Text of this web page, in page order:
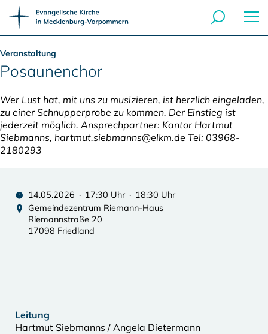
Veranstaltung
Posaunenchor
Wer Lust hat, mit uns zu musizieren, ist herzlich eingeladen,
zu einer Schnupperprobe zu kommen. Der Einstieg ist
jederzeit möglich. Ansprechpartner: Kantor Hartmut
Siebmanns, hartmut.siebmanns@elkm.de Tel: 03968-
2180293
14.05.2026 · 17:30 Uhr · 18:30 Uhr
Gemeindezentrum Riemann-Haus
Riemannstraße 20
17098 Friedland
Leitung
Hartmut Siebmanns / Angela Dietermann